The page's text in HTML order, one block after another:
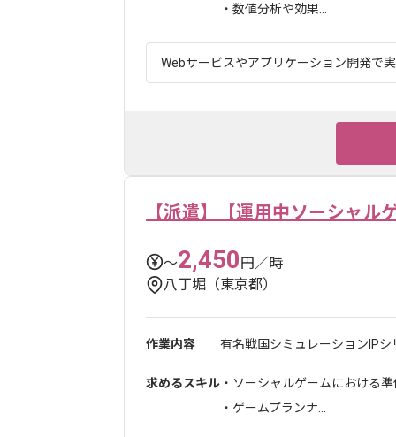
・数値分析や効果...
Webサービスやアプリケーション開発で
【派遣】【運用中ソーシャル
〜2,450円／時
八丁堀（東京都）
作業内容 有名戦国シミュレーションIP
求めるスキル ・ソーシャルゲームにおける
・ゲームプランナ...